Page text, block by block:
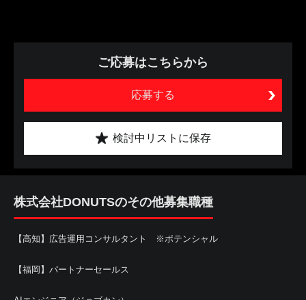
ご応募はこちらから
応募する
検討中リストに保存
株式会社DONUTSのその他募集職種
【高知】広告運用コンサルタント ※ポテンシャル
【福岡】パートナーセールス